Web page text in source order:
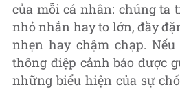
của mỗi cá nhân: chúng ta
nhỏ nhắn hay to lớn, đầy
nhẹn hay chậm chạp.
thông điệp cảnh báo được
những biểu hiện của sự